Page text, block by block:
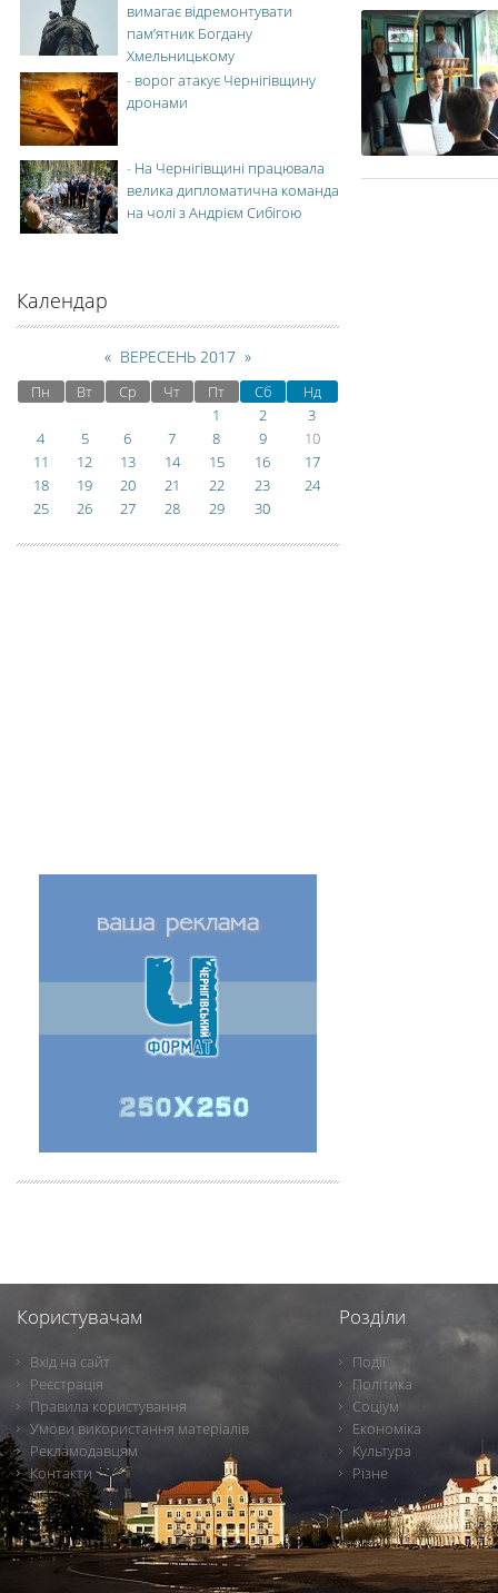
вимагає відремонтувати
пам’ятник Богдану
Хмельницькому
- ворог атакує Чернігівщину
дронами
- На Чернігівщині працювала
велика дипломатична команда
на чолі з Андрієм Сибігою
Календар
« ВЕРЕСЕНЬ 2017 »
Пн Вт Ср Чт Пт Сб
Нд
1
2
3
4
5 6 7 8 9
10
11
12 13 14 15 16
17
18
19 20 21 22 23
24
25
26 27 28 29 30
Користувачам
Вхід на сайт
Реєстрація
Правила користування
Умови використання матеріалів
Рекламодавцям
Контакти
Розділи
Події
Політика
Соціум
Економіка
Культура
Різне